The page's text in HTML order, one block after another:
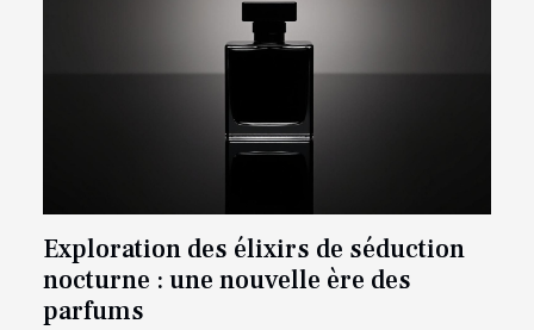
Exploration des élixirs de séduction
nocturne : une nouvelle ère des
parfums